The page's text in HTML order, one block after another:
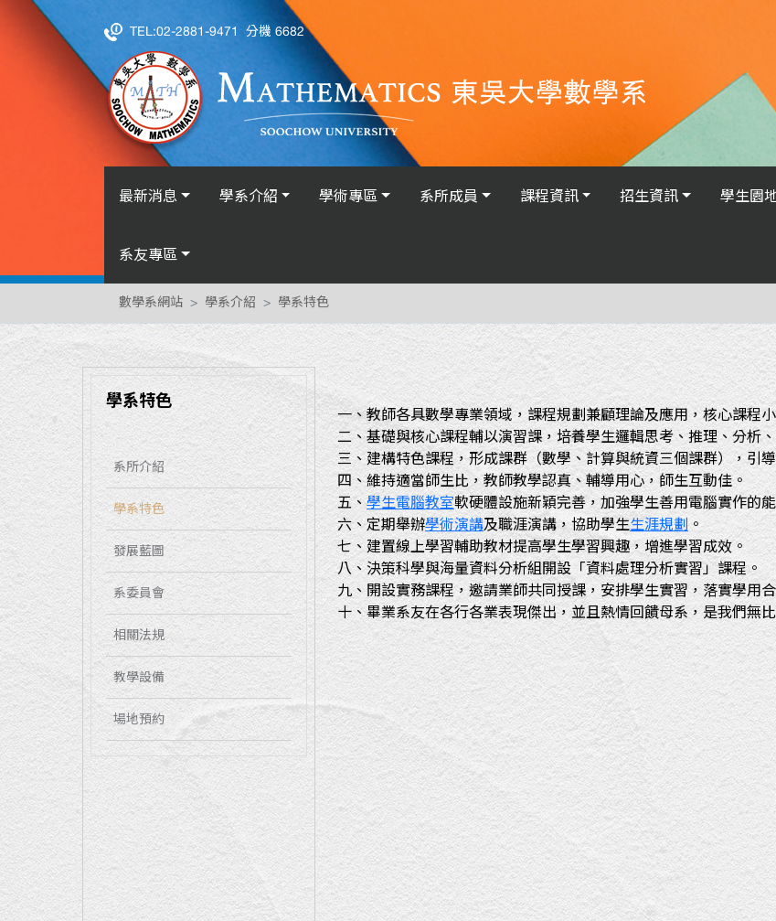
TEL:02-2881-9471 分機 6682
最新消息 學系介紹 學術專區 系所成員 課程資訊 招生資訊 學生園
系友專區
數學系網站 學系介紹 學系特色
學系特色
系所介紹
學系特色
發展藍圖
系委員會
相關法規
教學設備
場地預約
一、教師各具數學專業領域，課程規劃兼顧理論及應用，核心課程小
二、基礎與核心課程輔以演習課，培養學生邏輯思考、推理、分析
三、建構特色課程，形成課群（數學、計算與統資三個課群），引
四、維持適當師生比，教師教學認真、輔導用心，師生互動佳。
五、學生電腦教室軟硬體設施新穎完善，加強學生善用電腦實作的
六、定期舉辦學術演講及職涯演講，協助學生生涯規劃。
七、建置線上學習輔助教材提高學生學習興趣，增進學習成效。
八、決策科學與海量資料分析組開設「資料處理分析實習」課程。
九、開設實務課程，邀請業師共同授課，安排學生實習，落實學用
十、畢業系友在各行各業表現傑出，並且熱情回饋母系，是我們無